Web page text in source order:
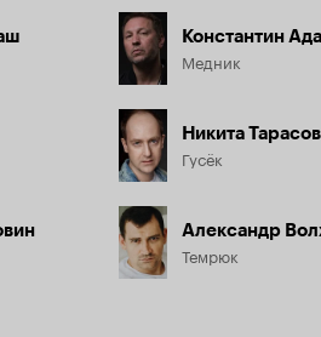
Константин
Медник
Никита Тарасов
Гусёк
Александр
Темрюк